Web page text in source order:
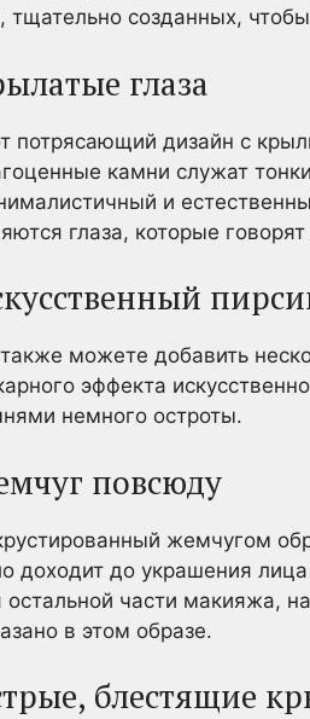
тщательно созданных,
глаза
потрясающий дизайн с
камни служат
и
глаза, которые
можете добавить
эффекта
немного остроты.
повсюду
жемчугом
доходит до украшения
остальной части макияжа,
в этом образе.
блестящие